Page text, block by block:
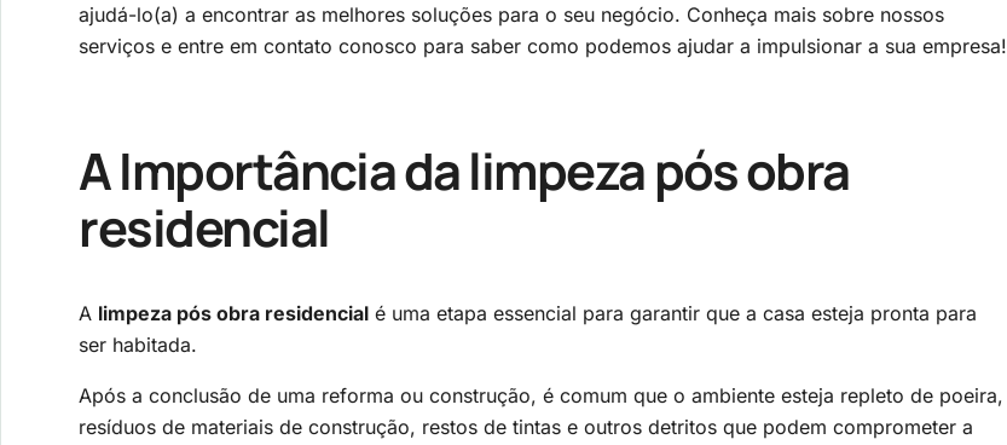
ajudá-lo(a) a encontrar as melhores soluções para o seu negócio. Conheça mais sobre nossos
serviços e entre em contato conosco para saber como podemos ajudar a impulsionar a sua empresa!
A Importância dalimpeza pós obra
residencial
A limpeza pós obra residencial é uma etapa essencial para garantir que a casa esteja pronta para
ser habitada.
Após a conclusão de uma reforma ou construção, é comum que o ambiente esteja repleto de poeira,
resíduos de materiais de construção, restos de tintas e outros detritos que podem comprometer a